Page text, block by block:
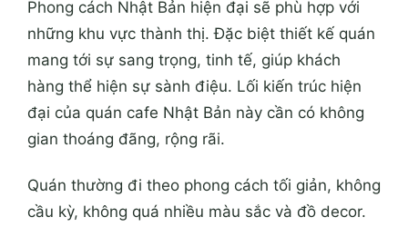
Phong cách Nhật Bản hiện đại sẽ phù hợp với
những khu vực thành thị. Đặc biệt thiết kế quán
mang tới sự sang trọng, tinh tế, giúp khách
hàng thể hiện sự sành điệu. Lối kiến trúc hiện
đại của quán cafe Nhật Bản này cần có không
gian thoáng đãng, rộng rãi.
Quán thường đi theo phong cách tối giản, không
cầu kỳ, không quá nhiều màu sắc và đồ decor.